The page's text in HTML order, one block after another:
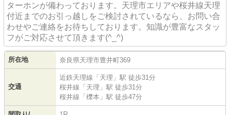
ターホンが備わっております。天理市エリアや桜井線天理
付近までのお引っ越しをご検討されているなら、お問い合
わせやご連絡をお待ちしております。知識が豊富なスタッ
フがご対応させて頂きます(^_^)
所在地 奈良県天理市豊井町369
交通
近鉄天理線 「 天理 」駅 徒歩31分
桜井線 「 天理 」駅 徒歩31分
桜井線 「 櫟本 」駅 徒歩47分